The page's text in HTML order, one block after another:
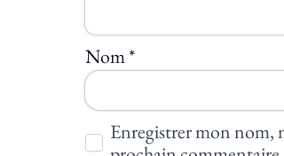
Nom*
Enregistrer mon nom,